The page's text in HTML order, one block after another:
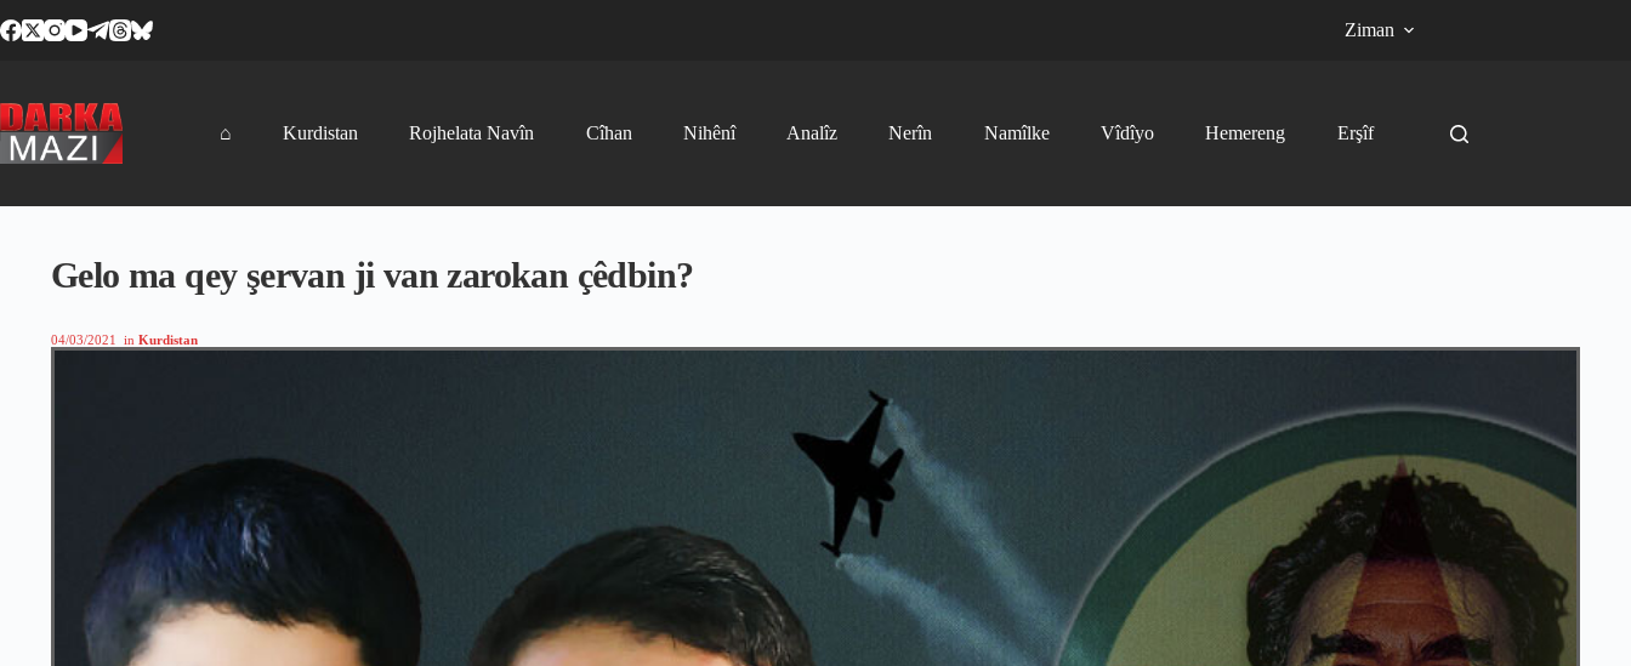
to
Ziman
⌂ Kurdistan Rojhelata Navîn Cîhan Nihênî Analîz Nerîn Namîlke Vîdîyo Hemereng Erşîf
Gelo ma qey şervan ji van zarokan çêdbin?
04/03/2021 in Kurdistan